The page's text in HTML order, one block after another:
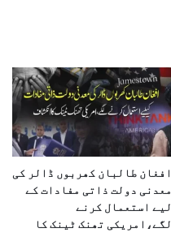
افغان طالبان کھربوں ڈالر کی
معدنی دولت ذاتی مفادات کے
لیے استعمال کرنے
لگے،امریکی تھنک ٹینک کا